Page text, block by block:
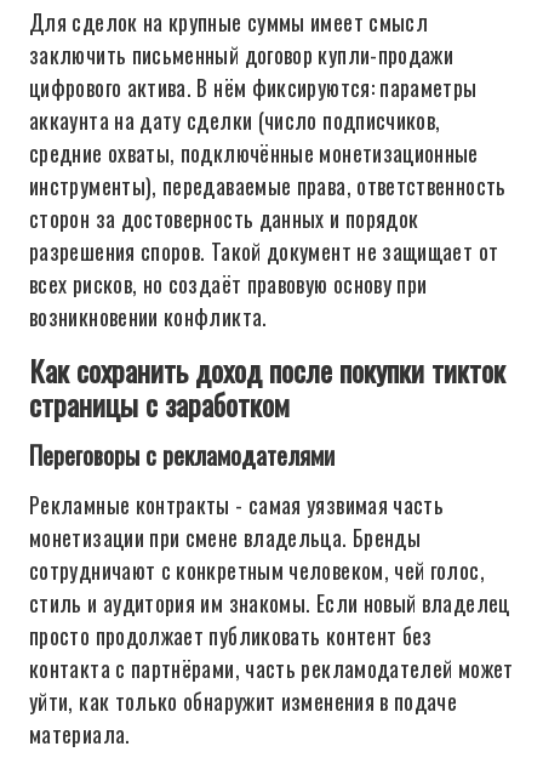
Для сделок на крупные суммы имеет смысл
заключить письменный договор купли-продажи
цифрового актива. В нём фиксируются: параметры
аккаунта на дату сделки (число подписчиков,
средние охваты, подключённые монетизационные
инструменты), передаваемые права, ответственность
сторон за достоверность данных и порядок
разрешения споров. Такой документ не защищает от
всех рисков, но создаёт правовую основу при
возникновении конфликта.
Как сохранить доход после покупки тикток
страницы с заработком
Переговоры с рекламодателями
Рекламные контракты - самая уязвимая часть
монетизации при смене владельца. Бренды
сотрудничают с конкретным человеком, чей голос,
стиль и аудитория им знакомы. Если новый владелец
просто продолжает публиковать контент без
контакта с партнёрами, часть рекламодателей может
уйти, как только обнаружит изменения в подаче
материала.